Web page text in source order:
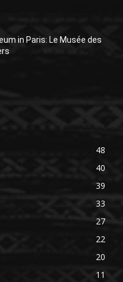
in Paris: Le Musée des
48
40
39
33
27
22
20
11